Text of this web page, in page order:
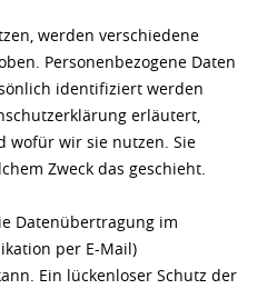
werden verschiedene
Personenbezogene Daten
identifiziert werden
erläutert,
wofür wir sie nutzen. Sie
Zweck das geschieht.
Datenübertragung im
per E-Mail)
Ein lückenloser Schutz der